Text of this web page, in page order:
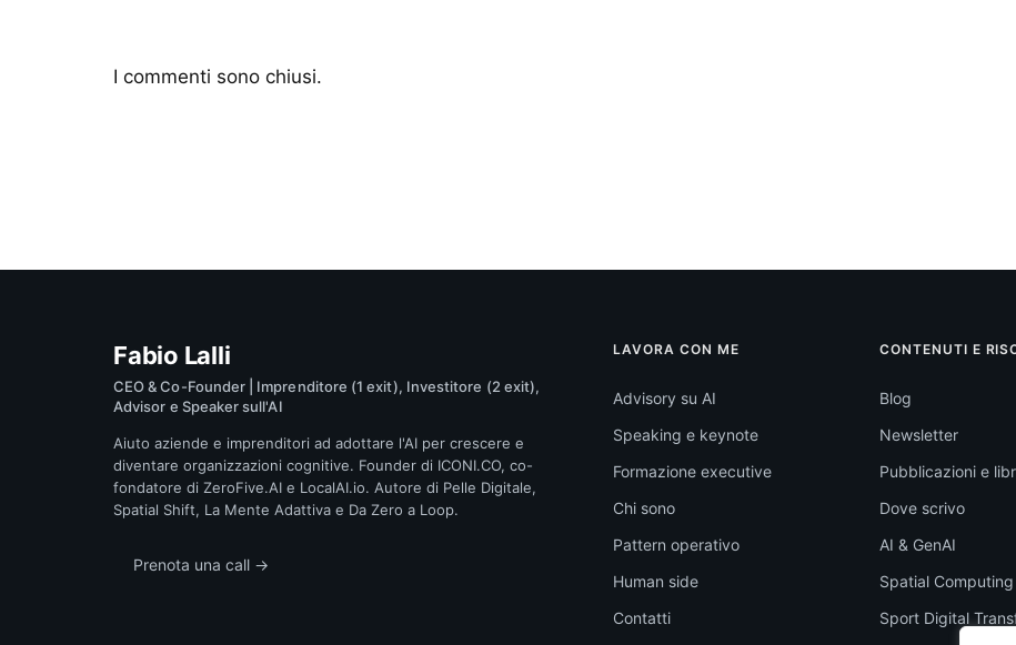
I commenti sono chiusi.
Fabio Lalli
CEO & Co-Founder | Imprenditore (1 exit), Investitore (2 exit),
Advisor e Speaker sull'AI
Aiuto aziende e imprenditori ad adottare l'AI per crescere e
diventare organizzazioni cognitive. Founder di ICONI.CO, co-
fondatore di ZeroFive.AI e LocalAI.io. Autore di Pelle Digitale,
Spatial Shift, La Mente Adattiva e Da Zero a Loop.
Prenota una call →
LAVORA CON ME
Advisory su AI
Speaking e keynote
Formazione executive
Chi sono
Pattern operativo
Human side
Contatti
CONTENUTI E
Blog
Newsletter
Pubblicazioni e
Dove scrivo
AI & GenAI
Spatial Computing
Sport Digital